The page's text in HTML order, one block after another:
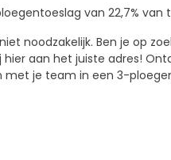
van 22,7% van
noodzakelijk. Ben je op
aan het juiste adres!
je team in een 3-